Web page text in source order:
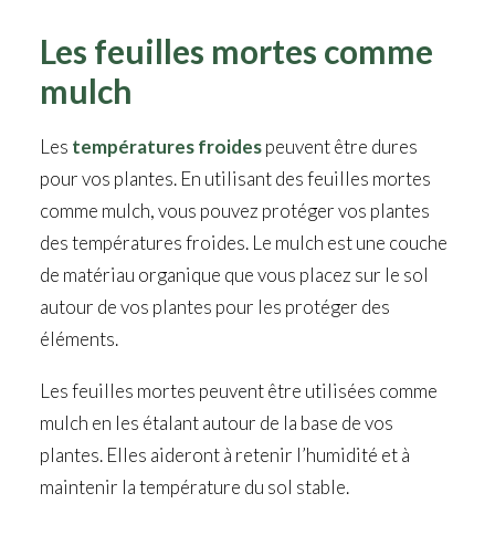
Les feuilles mortes comme
mulch
Les températures froidespeuvent être dures
pour vos plantes. En utilisant des feuilles mortes
comme mulch, vous pouvez protéger vos plantes
des températures froides. Le mulch est une couche
de matériau organique que vous placez sur le sol
autour de vos plantes pour les protéger des
éléments.
Les feuilles mortes peuvent être utilisées comme
mulch en les étalant autour de la base de vos
plantes. Elles aideront à retenir l’humidité et à
maintenir la température du sol stable.